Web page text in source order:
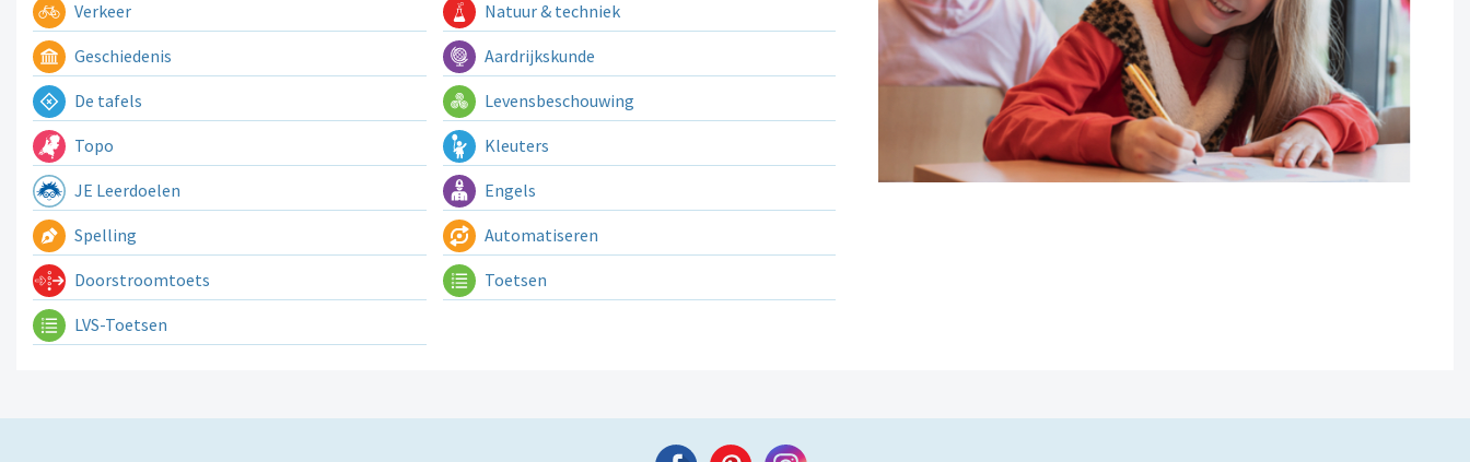
Verkeer Natuur & techniek
Geschiedenis Aardrijkskunde
De tafels Levensbeschouwing
Topo Kleuters
JE Leerdoelen Engels
Spelling Automatiseren
Doorstroomtoets Toetsen
LVS-Toetsen